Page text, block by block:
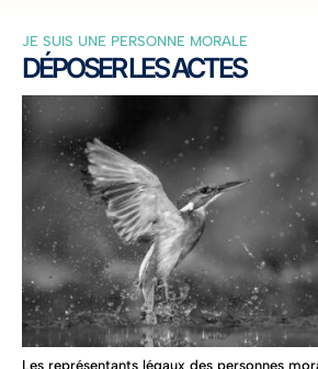
JE SUIS UNE PERSONNE MORALE
DÉPOSER LES ACTES
Les représentants légaux des personnes